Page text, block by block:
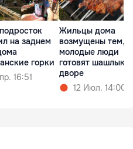
на заднем
горки
16:51
Жильцы дома
возмущены тем,
молодые люди
готовят шашлыки
дворе
12 Июл. 14:00